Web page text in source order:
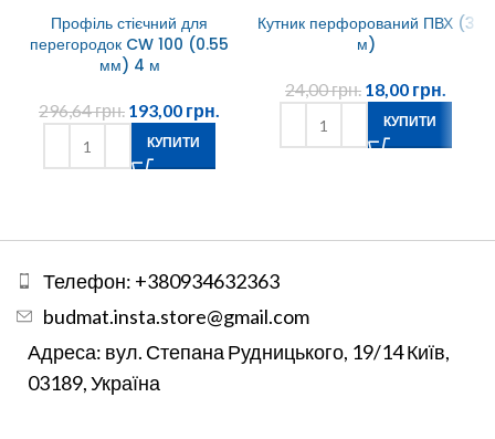
Профіль стієчний для
перегородок CW 100 (0.55
мм) 4 м
296,64грн. 193,00 грн.
КУПИТИ
Кутник перфорований ПВХ (3
м)
24,00грн. 18,00 грн.
КУПИТИ
Телефон: +380934632363
budmat.insta.store@gmail.com
Адреса: вул. Степана Рудницького, 19/14 Київ,
03189, Україна